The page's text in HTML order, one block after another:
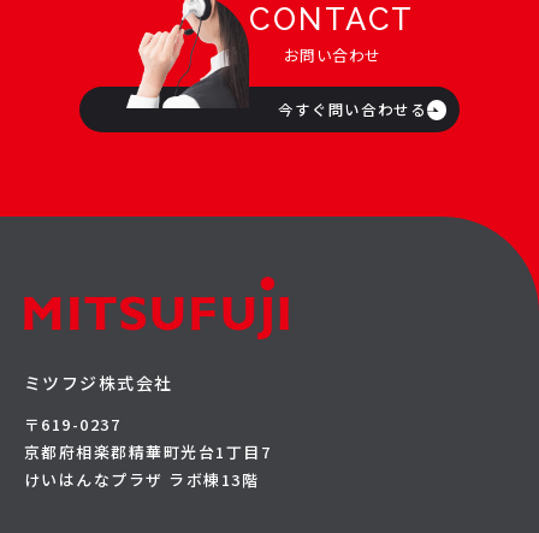
CONTACT
お問い合わせ
今すぐ問い合わせる
ミツフジ株式会社
〒619-0237
京都府相楽郡精華町光台1丁目7
けいはんなプラザ ラボ棟13階